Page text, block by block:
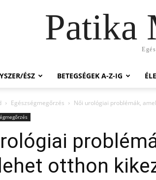
Patika
ÉSZ BETEGSÉGEK A-Z-IG
Egészségmegőrzés Női urológiai problémák,
otthon